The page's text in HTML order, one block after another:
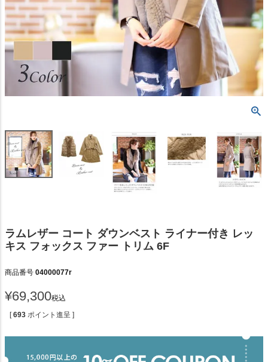
ラムレザー コート ダウンベスト ライナー付き レッ
キス フォックス ファー トリム 6F
商品番号 04000077r
¥69,300税込
[ 693 ポイント進呈 ]